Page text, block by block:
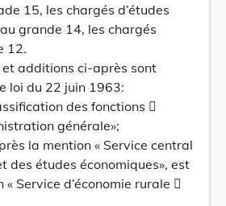
15, les chargés d’études
grande 14, les chargés
12.
additions ci-après sont
loi du 22 juin 1963:
des fonctions 
générale»;
la mention « Service central
des études économiques», est
Service d’économie rurale 